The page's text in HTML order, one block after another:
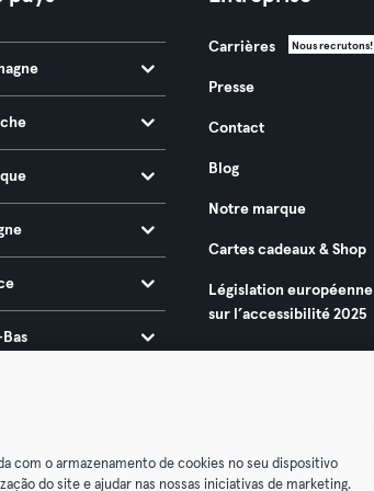
Bas
Carrières Nous recrutons!
Presse
Contact
Blog
Notre marque
Cartes cadeaux & Shop
Législation européenne
sur l’accessibilité 2025
com o armazenamento de cookies no seu dispositivo
do site e ajudar nas nossas iniciativas de marketing.